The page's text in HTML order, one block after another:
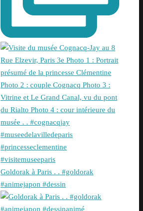
Goldorak à Paris . . #goldorak
#animejapon #dessin